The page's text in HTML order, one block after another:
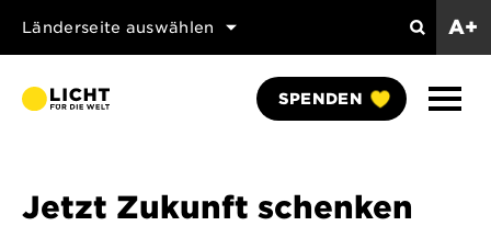
Länderseite auswählen
Suchen
A+
SPENDEN
Jetzt Zukunft schenken